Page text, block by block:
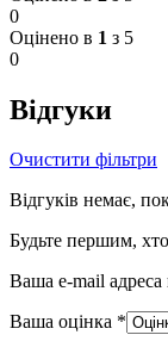
0
Оцінено в 1 з 5
0
Відгуки
Очистити фільтри
Відгуків немає,
Будьте першим,
Ваша e-mail
Ваша оцінка *